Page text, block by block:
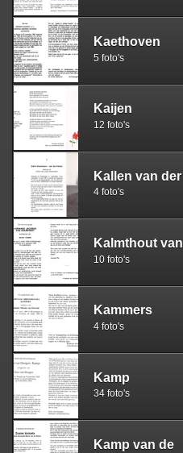
Kaethoven
5 foto's
Kaijen
12 foto's
Kallen van der
4 foto's
Kalmthout van
10 foto's
Kammers
4 foto's
Kamp
34 foto's
Kamp van de